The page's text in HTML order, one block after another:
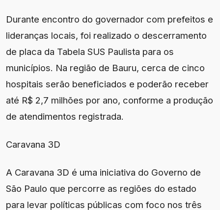
Durante encontro do governador com prefeitos e
lideranças locais, foi realizado o descerramento
de placa da Tabela SUS Paulista para os
municípios. Na região de Bauru, cerca de cinco
hospitais serão beneficiados e poderão receber
até R$ 2,7 milhões por ano, conforme a produção
de atendimentos registrada.
Caravana 3D
A Caravana 3D é uma iniciativa do Governo de
São Paulo que percorre as regiões do estado
para levar políticas públicas com foco nos três